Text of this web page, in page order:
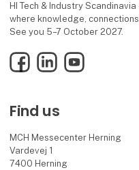
HI Tech & Industry
where knowledge,
See you 5–7 October 2027.
FacebookLinkedInYouTube
Find us
MCH Messecenter Herning
Vardevej 1
7400 Herning